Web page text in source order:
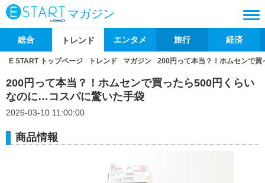
マガジン
総合 トレンド エンタメ 旅行 経済
E START トップページ トレンド マガジン 200円って本当？！ホムセンで
200円って本当？！ホムセンで買ったら500円くらい
なのに…コスパに驚いた手袋
2026-03-10 11:00:00
商品情報